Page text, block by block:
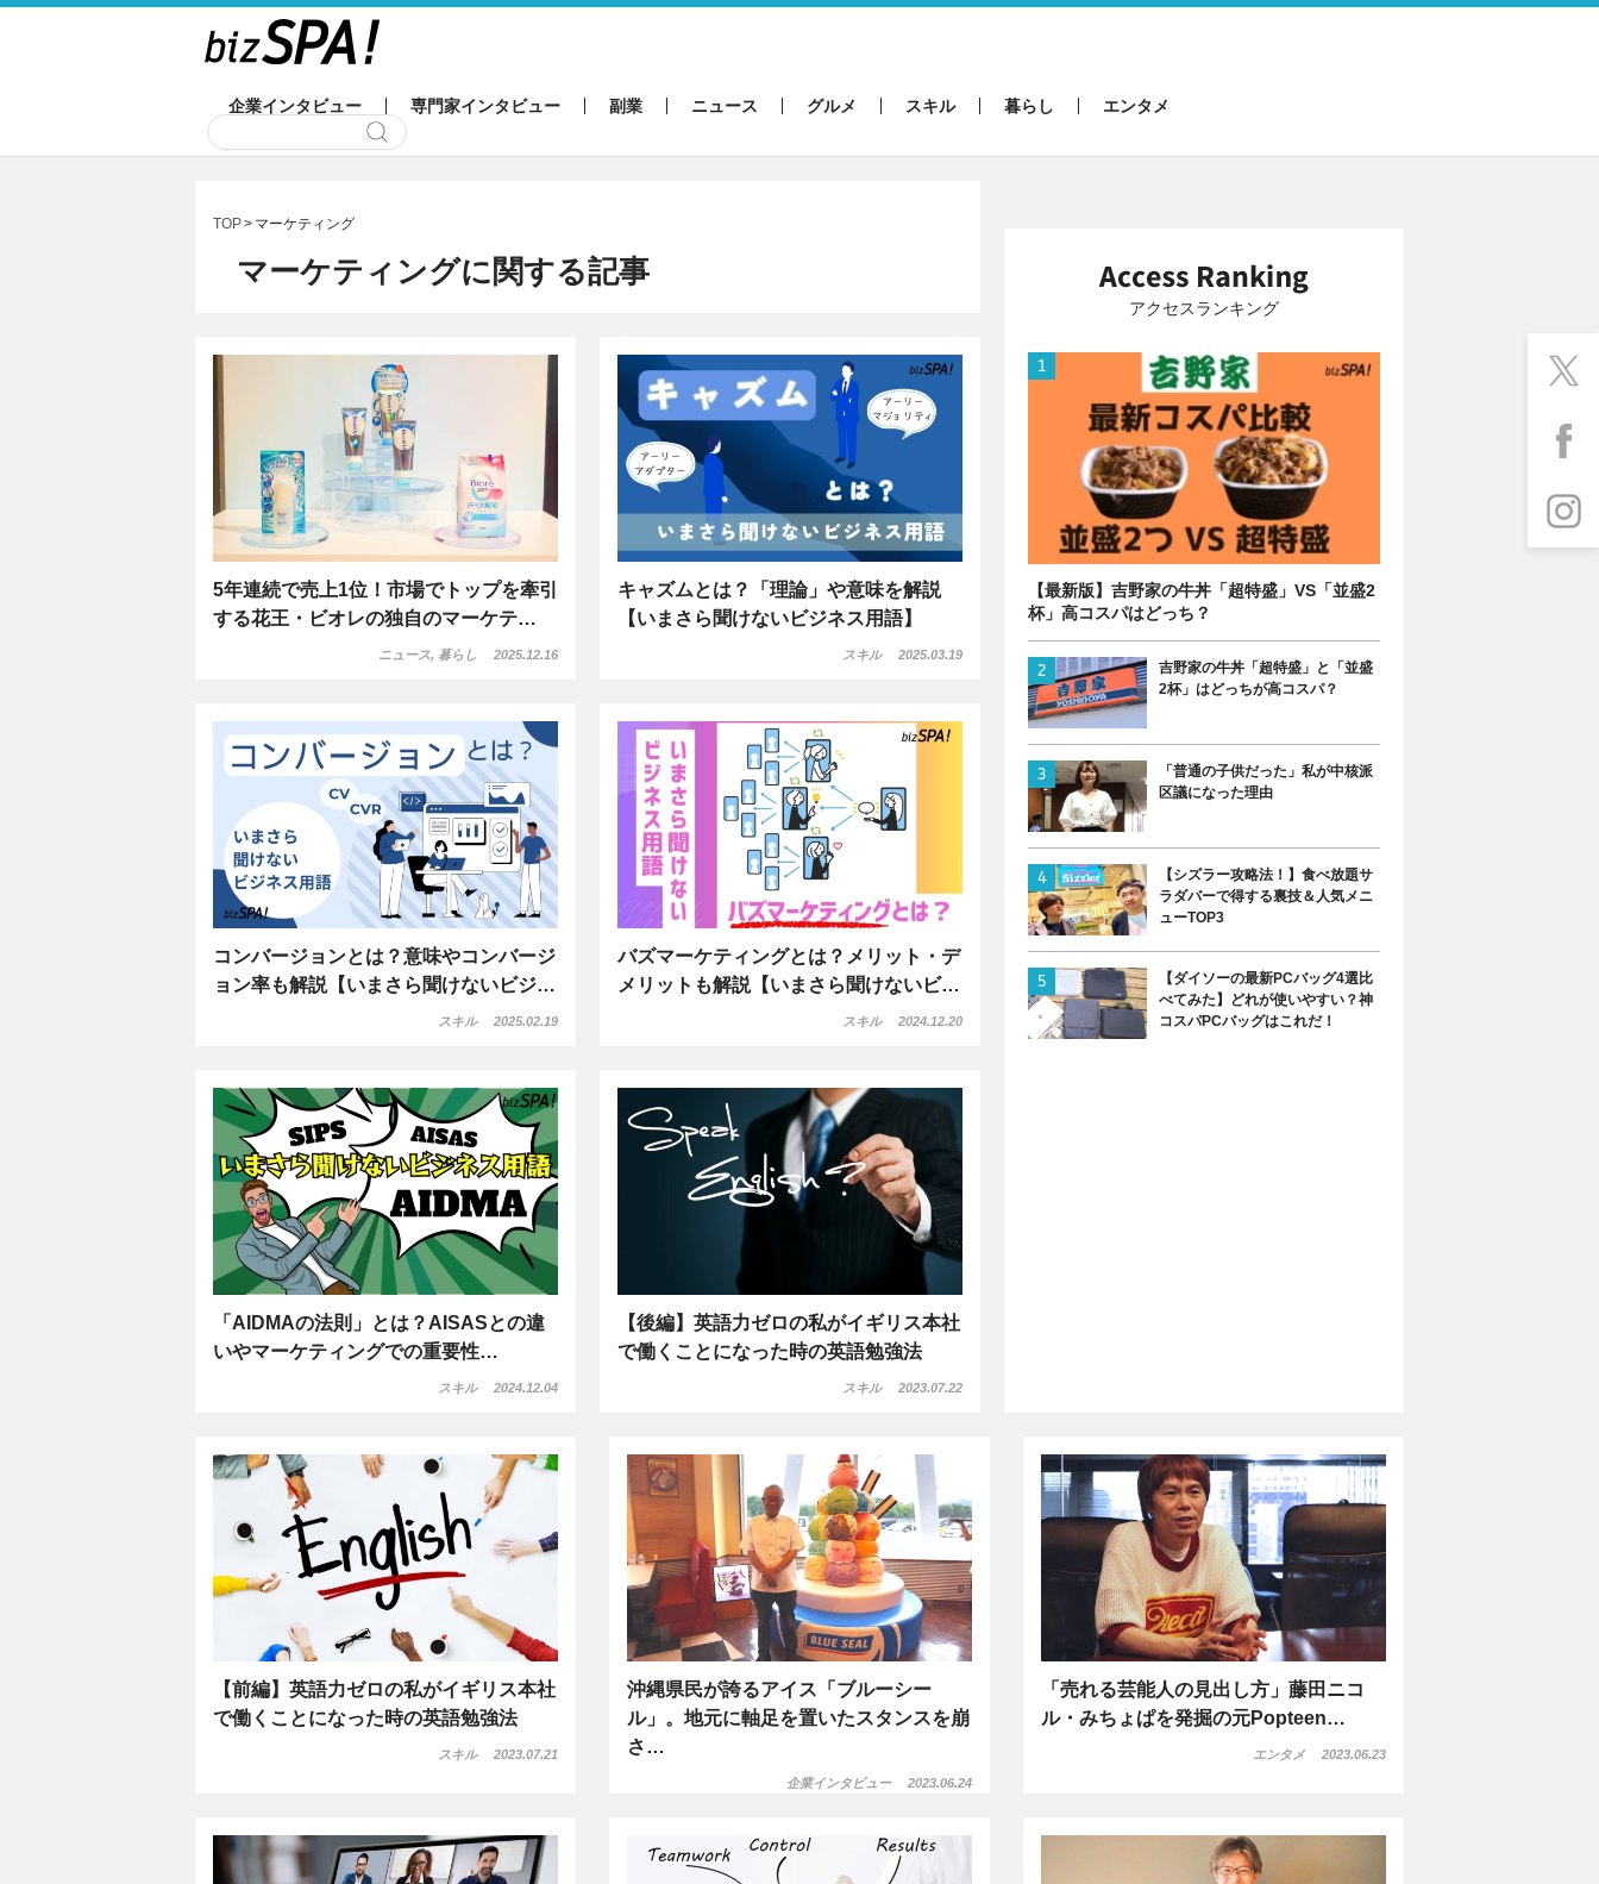
企業インタビュー 専門家インタビュー 副業 ニュース グルメ スキル 暮らし エンタメ
TOP マーケティング
マーケティングに関する記事
5年連続で売上1位！市場でトップを牽引
する花王・ビオレの独自のマーケテ…
ニュース, 暮らし 2025.12.16
キャズムとは？「理論」や意味を解説
【いまさら聞けないビジネス用語】
スキル 2025.03.19
コンバージョンとは？意味やコンバージ
ョン率も解説【いまさら聞けないビジ…
スキル 2025.02.19
バズマーケティングとは？メリット・デ
メリットも解説【いまさら聞けないビ…
スキル 2024.12.20
「AIDMAの法則」とは？AISASとの違
いやマーケティングでの重要性…
スキル 2024.12.04
【後編】英語力ゼロの私がイギリス本社
で働くことになった時の英語勉強法
スキル 2023.07.22
アクセスランキング
【最新版】吉野家の牛丼「超特盛」VS「並盛2
杯」高コスパはどっち？
吉野家の牛丼「超特盛」と「並盛
2杯」はどっちが高コスパ？
「普通の子供だった」私が中核派
区議になった理由
【シズラー攻略法！】食べ放題サ
ラダバーで得する裏技＆人気メニ
ューTOP3
【ダイソーの最新PCバッグ4選比
べてみた】どれが使いやすい？神
コスパPCバッグはこれだ！
【前編】英語力ゼロの私がイギリス本社
で働くことになった時の英語勉強法
スキル 2023.07.21
沖縄県民が誇るアイス「ブルーシー
ル」。地元に軸足を置いたスタンスを崩
さ…
企業インタビュー 2023.06.24
「売れる芸能人の見出し方」藤田ニコ
ル・みちょぱを発掘の元Popteen…
エンタメ 2023.06.23